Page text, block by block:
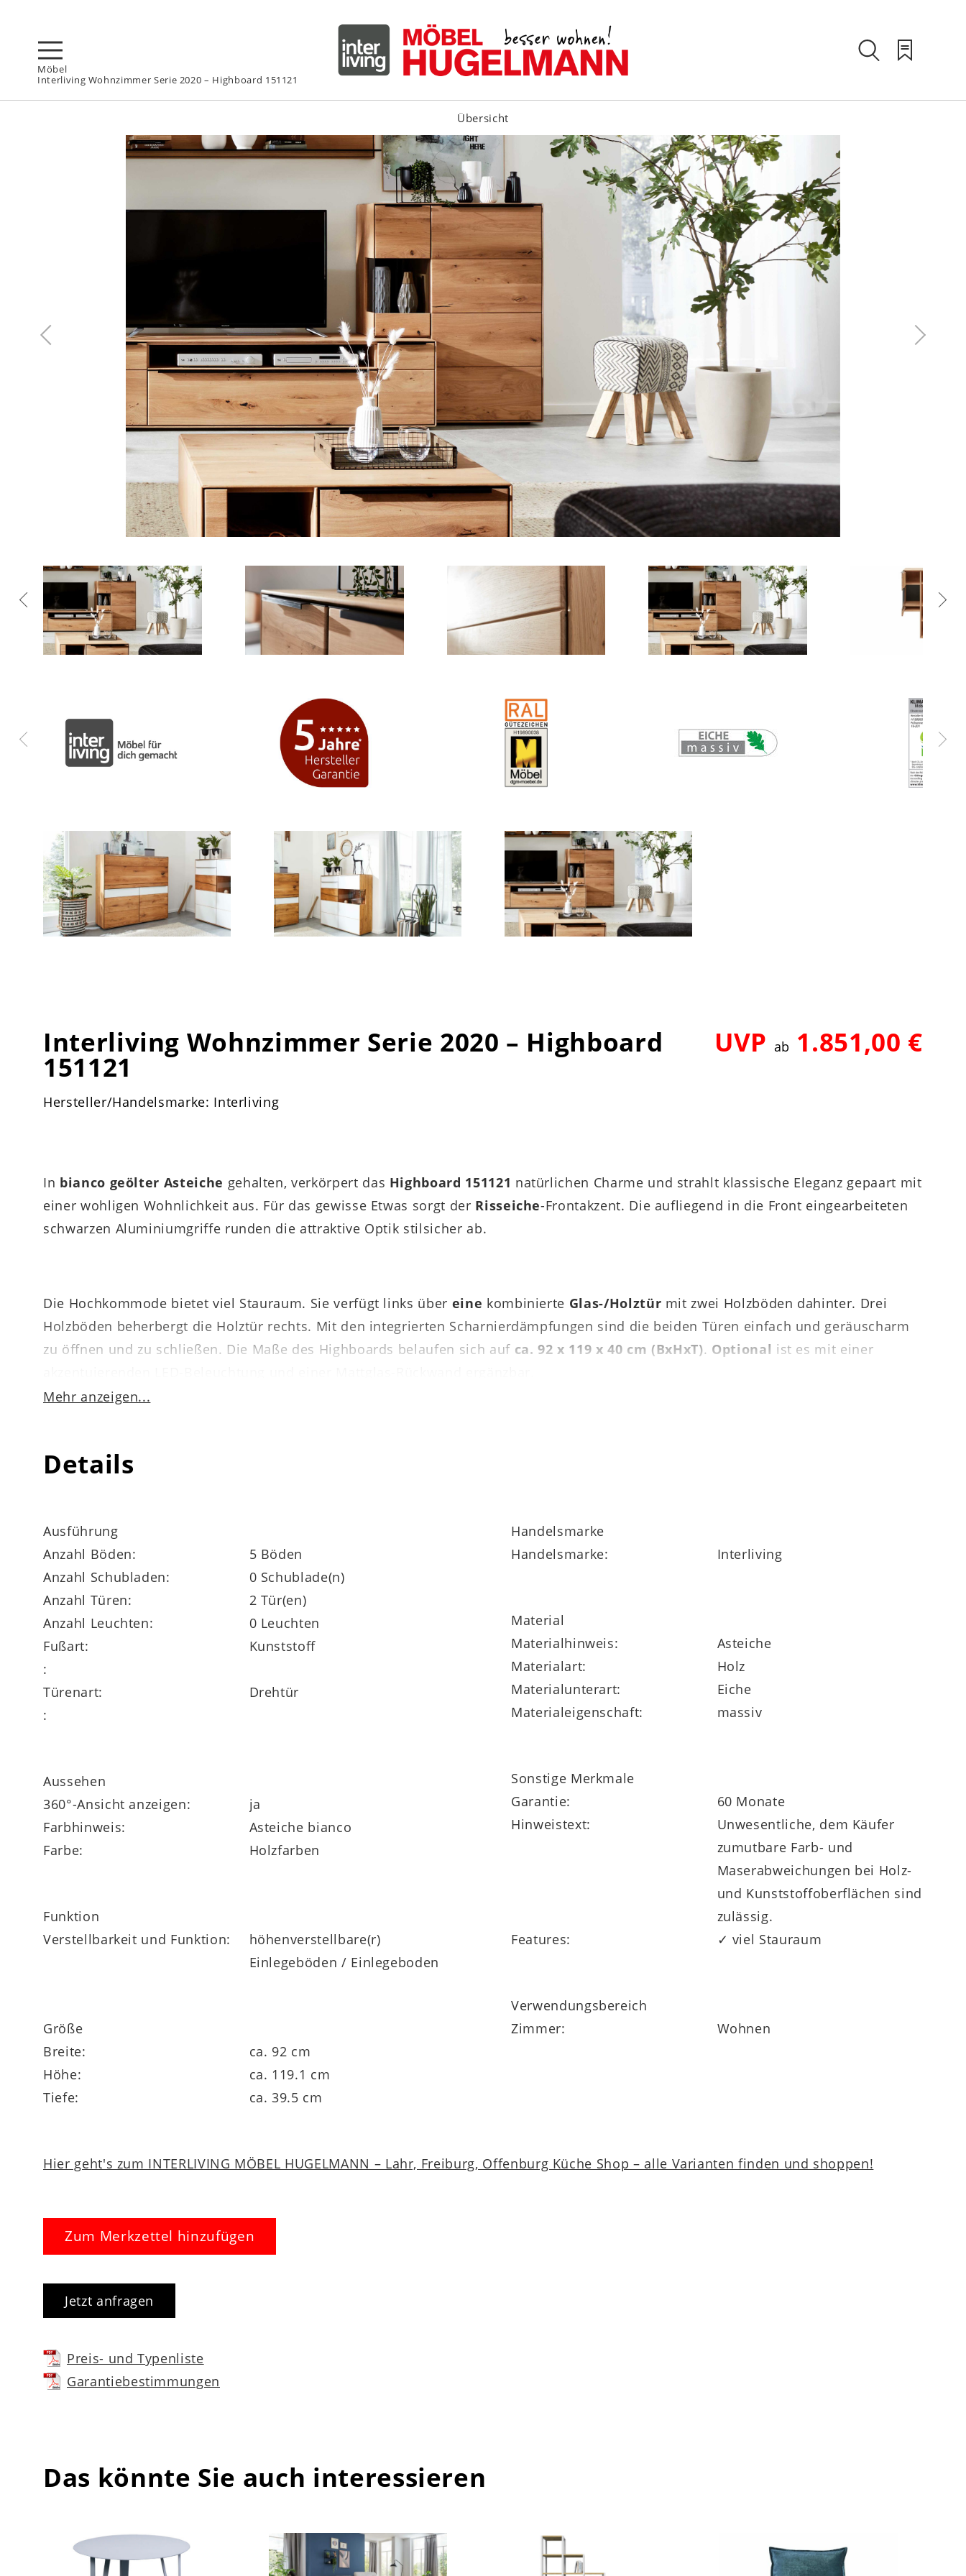
Möbel
Interliving Wohnzimmer Serie 2020 – Highboard 151121
Übersicht
Interliving Wohnzimmer Serie 2020 – Highboard
151121
UVP ab 1.851,00 €
Hersteller/Handelsmarke: Interliving
In bianco geölter Asteiche gehalten, verkörpert das Highboard 151121 natürlichen Charme und strahlt klassische Eleganz gepaart mit
einer wohligen Wohnlichkeit aus. Für das gewisse Etwas sorgt der Risseiche-Frontakzent. Die aufliegend in die Front eingearbeiteten
schwarzen Aluminiumgriffe runden die attraktive Optik stilsicher ab.
Die Hochkommode bietet viel Stauraum. Sie verfügt links über eine kombinierte Glas-/Holztür mit zwei Holzböden dahinter. Drei
Holzböden beherbergt die Holztür rechts. Mit den integrierten Scharnierdämpfungen sind die beiden Türen einfach und geräuscharm
zu öffnen und zu schließen. Die Maße des Highboards belaufen sich auf ca. 92 x 119 x 40 cm (BxHxT). Optional ist es mit einer
das Ihnen die Möglichkeit gibt, Ihren Wohnraum nach Ihren Wünschen einzurichten. Die verschiedenen Möbel der Linie lassen sich in
Mehr anzeigen...
Details
Ausführung
Anzahl Böden:
5 Böden
Anzahl Schubladen:
0 Schublade(n)
Anzahl Türen:
2 Tür(en)
Anzahl Leuchten:
0 Leuchten
Fußart:
Kunststoff
:
Türenart:
Drehtür
:
Aussehen
360°-Ansicht anzeigen:
ja
Farbhinweis:
Asteiche bianco
Farbe:
Holzfarben
Funktion
Verstellbarkeit und Funktion:
höhenverstellbare(r)
Einlegeböden / Einlegeboden
Größe
Breite:
ca. 92 cm
Höhe:
ca. 119.1 cm
Tiefe:
ca. 39.5 cm
Handelsmarke
Handelsmarke:
Interliving
Material
Materialhinweis:
Asteiche
Materialart:
Holz
Materialunterart:
Eiche
Materialeigenschaft:
massiv
Sonstige Merkmale
Garantie:
60 Monate
Hinweistext:
Unwesentliche, dem Käufer
zumutbare Farb- und
Maserabweichungen bei Holz-
und Kunststoffoberflächen sind
zulässig.
Features:
✓ viel Stauraum
Verwendungsbereich
Zimmer:
Wohnen
Hier geht's zum INTERLIVING MÖBEL HUGELMANN – Lahr, Freiburg, Offenburg Küche Shop – alle Varianten finden und shoppen!
Zum Merkzettel hinzufügen
Jetzt anfragen
Preis- und Typenliste
Garantiebestimmungen
Das könnte Sie auch interessieren